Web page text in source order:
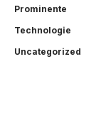
Prominente
Technologie
Uncategorized